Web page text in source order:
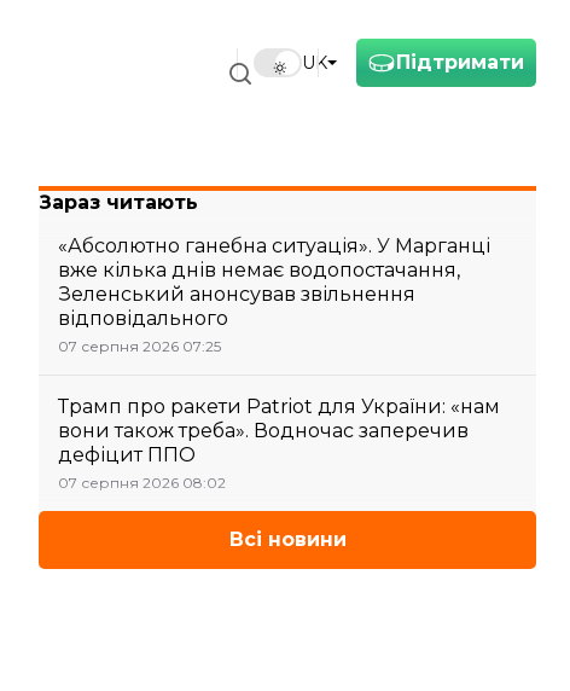
Підтримати
UK
Зараз читають
«Абсолютно ганебна ситуація». У Марганці
вже кілька днів немає водопостачання,
Зеленський анонсував звільнення
відповідального
07 серпня 2026 07:25
Трамп про ракети Patriot для України: «нам
вони також треба». Водночас заперечив
дефіцит ППО
07 серпня 2026 08:02
Всі новини